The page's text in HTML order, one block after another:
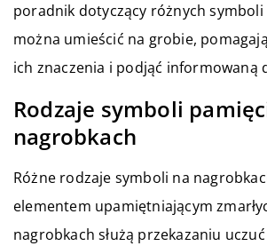
poradnik dotyczący różnych
można umieścić na grobie,
ich znaczenia i podjąć informowaną
Rodzaje symboli
nagrobkach
Różne rodzaje symboli na
elementem upamiętniającym
nagrobkach służą przekazaniu